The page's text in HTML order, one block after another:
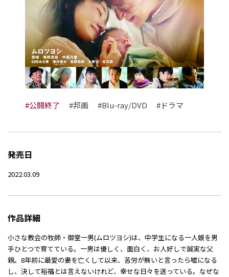
#公開終了 #邦画 #Blu-ray/DVD #ドラマ
発売日
2022.03.09
作品詳細
小さな教会の牧師・御堂一男(ムロツヨシ)は、中学生になる一人娘を男
手ひとつで育てている。一男は優しく、面白く、お人好しで誠実な父
親。8年前に最愛の妻を亡くして以来、苦労が無いと言ったら嘘になる
し、決して裕福とは言えないけれど、幸せな日々を送っている。なぜな